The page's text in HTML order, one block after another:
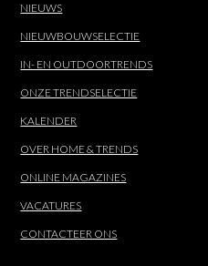
NIEUWS
NIEUWBOUWSELECTIE
IN- EN OUTDOORTRENDS
ONZE TRENDSELECTIE
KALENDER
OVER HOME & TRENDS
ONLINE MAGAZINES
VACATURES
CONTACTEER ONS